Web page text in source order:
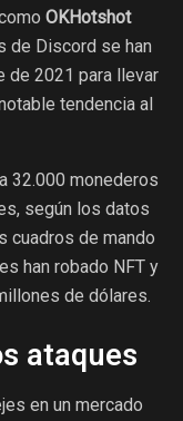
OKHotshot
de Discord se han
2021 para llevar
tendencia al
32.000 monederos
según los datos
cuadros de mando
han robado NFT y
de dólares.
ataques
en un mercado